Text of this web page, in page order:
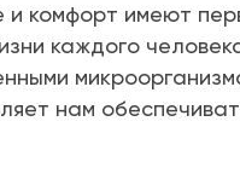
комфорт имеют
каждого
нам